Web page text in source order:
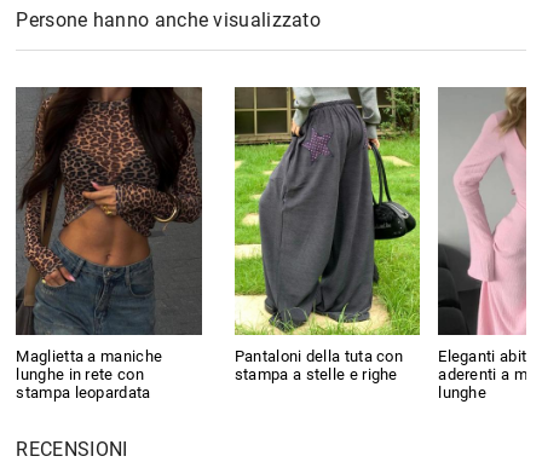
Persone hanno anche visualizzato
Maglietta a maniche
lunghe in rete con
stampa leopardata
Pantaloni della tuta con
stampa a stelle e righe
Eleganti abiti
aderenti a
lunghe
RECENSIONI